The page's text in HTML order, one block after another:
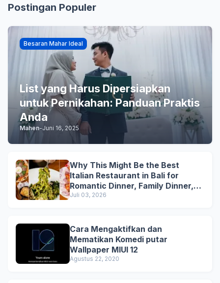
Postingan Populer
Besaran Mahar Ideal
List yang Harus Dipersiapkan
untuk Pernikahan: Panduan Praktis
Anda
Mahen-Juni 16, 2025
Why This Might Be the Best
Italian Restaurant in Bali for
Romantic Dinner, Family Dinner,
and Business Lunch
Juli 03, 2026
Cara Mengaktifkan dan
Mematikan Komedi putar
Wallpaper MIUI 12
Agustus 22, 2020